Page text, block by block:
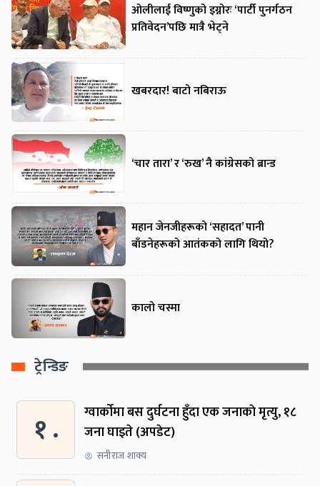
ओलीलाई विष्णुको इग्नोरः ‘पार्टी पुनर्गठन
प्रतिवेदन’पछि मात्रै भेट्ने
खबरदार! बाटो नबिराऊ
‘चार तारा’ र ‘रुख’ नै कांग्रेसको ब्रान्ड
महान जेनजीहरूको ‘सहादत’ पानी
बाँडनेहरूको आतंकको लागि थियो?
कालो चस्मा
ट्रेन्डिङ
१ .
ग्वार्काेमा बस दुर्घटना हुँदा एक जनाकाे मृत्यु, १८
जना घाइते (अपडेट)
सनीराज शाक्य